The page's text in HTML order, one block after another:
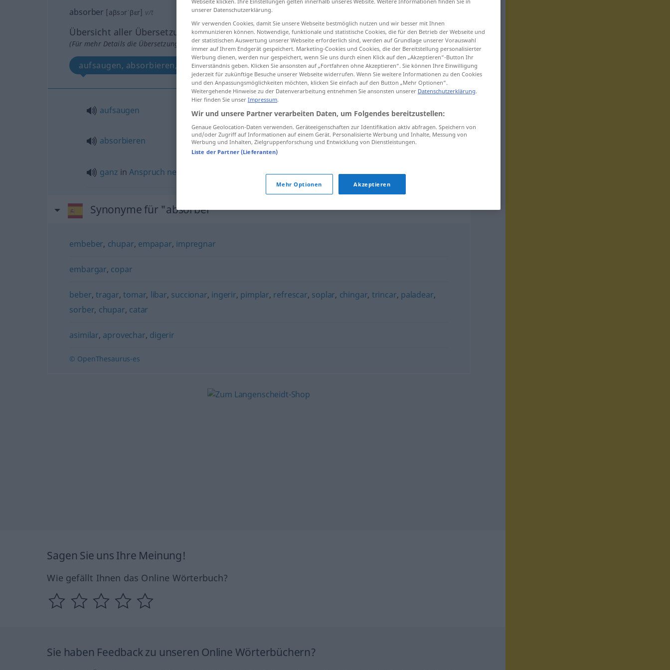
absorber [aβsɔrˈβɛr] v/t
Übersicht aller Übersetzungen
(Für mehr Details die Übersetzung anklicken/antippen)
aufsaugen, absorbieren, ganz in Anspruch nehmen, fesseln
aufsaugen absorber líquidos
absorbieren absorber QUÍM tb FIG
ganz inAnspruch nehmen absorber FIG
Synonyme für "absorber"
embeber, chupar, empapar, impregnar
embargar, copar
beber, tragar,tomar, libar, succionar, ingerir, pimplar, refrescar, soplar, chingar, trincar, paladear,
sorber, chupar, catar
asimilar, aprovechar, digerir
© OpenThesaurus-es
Sagen Sie uns Ihre Meinung!
Wie gefällt Ihnen das Online Wörterbuch?
Sie haben Feedback zu unseren Online Wörterbüchern?
unserer Datenschutzerklärung.
Wir verwenden Cookies, damit Sie unsere Webseite bestmöglich nutzen und wir besser mit Ihnen
kommunizieren können. Notwendige, funktionale und statistische Cookies, die für den Betrieb der Webseite und
der statistischen Auswertung unserer Webseite erforderlich sind, werden auf Grundlage unserer Vorauswahl
immer auf Ihrem Endgerät gespeichert. Marketing-Cookies und Cookies, die der Bereitstellung personalisierter
Werbung dienen, werden nur gespeichert, wenn Sie uns durch einen Klick auf den „Akzeptieren“-Button Ihr
Einverständnis geben. Klicken Sie ansonsten auf „Fortfahren ohne Akzeptieren“. Sie können Ihre Einwilligung
jederzeit für zukünftige Besuche unserer Webseite widerrufen. Wenn Sie weitere Informationen zu den Cookies
und den Anpassungsmöglichkeiten möchten, klicken Sie einfach auf den Button „Mehr Optionen“.
Weitergehende Hinweise zu der Datenverarbeitung entnehmen Sie ansonsten unserer Datenschutzerklärung.
Hier finden Sie unser Impressum.
Wir und unsere Partner verarbeiten Daten, um Folgendes bereitzustellen:
Genaue Geolocation-Daten verwenden. Geräteeigenschaften zur Identifikation aktiv abfragen. Speichern von
und/oder Zugriff auf Informationen auf einem Gerät. Personalisierte Werbung und Inhalte, Messung von
Werbung und Inhalten, Zielgruppenforschung und Entwicklung von Dienstleistungen.
Liste der Partner (Lieferanten)
Mehr Optionen Akzeptieren